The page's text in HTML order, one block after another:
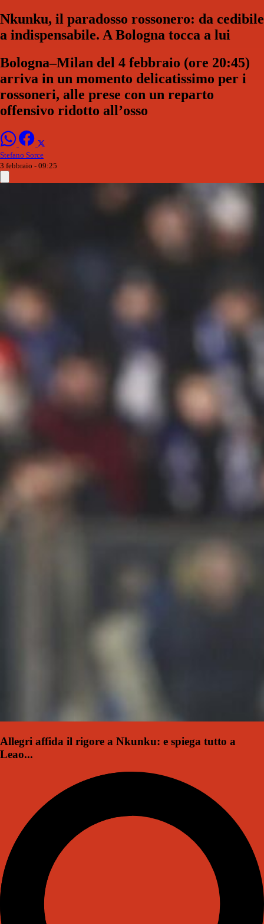
Nkunku, il paradosso rossonero: da cedibile
a indispensabile. A Bologna tocca a lui
Bologna–Milan del 4 febbraio (ore 20:45)
arriva in un momento delicatissimo per i
rossoneri, alle prese con un reparto
offensivo ridotto all’osso
Stefano Sorce
3 febbraio - 09:25
Allegri affida il rigore a Nkunku: e spiega tutto a
Leao...